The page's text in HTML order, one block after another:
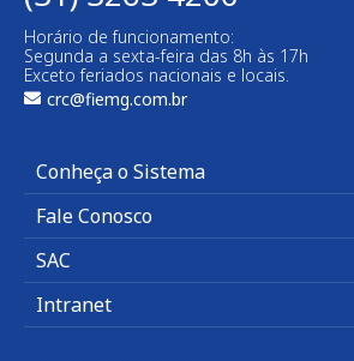
Horário de funcionamento:
Segunda a sexta-feira das 8h às 17h
Exceto feriados nacionais e locais.
crc@fiemg.com.br
Conheça o Sistema
Fale Conosco
SAC
Intranet